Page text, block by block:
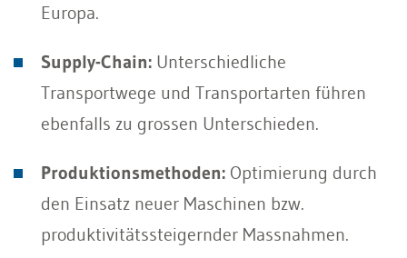
Europa.
Supply-Chain: Unterschiedliche
Transportwege und Transportarten führen
ebenfalls zu grossen Unterschieden.
Produktionsmethoden: Optimierung durch
den Einsatz neuer Maschinen bzw.
produktivitätssteigernder Massnahmen.